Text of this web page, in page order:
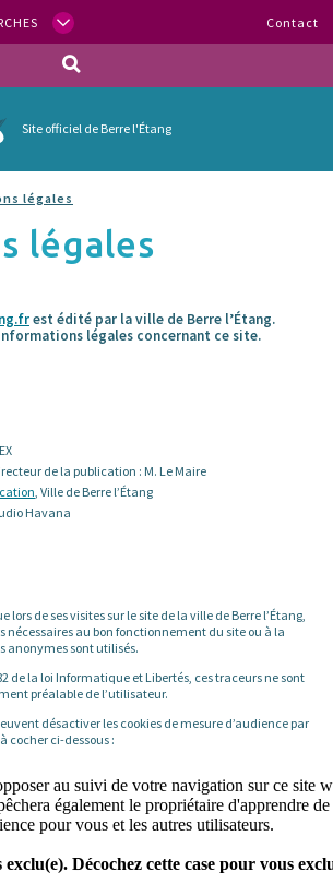
Contact
Site officiel de Berre l'Étang
légales
légales
est édité par la ville de Berre l’Étang.
légales concernant ce site.
de la publication : M. Le Maire
, Ville de Berre l’Étang
Havana
lors de ses visites sur le site de la ville de Berre l’Étang,
nécessaires au bon fonctionnement du site ou à la
anonymes sont utilisés.
de la loi Informatique et Libertés, ces traceurs ne sont
préalable de l’utilisateur.
désactiver les cookies de mesure d’audience par
cocher ci-dessous :